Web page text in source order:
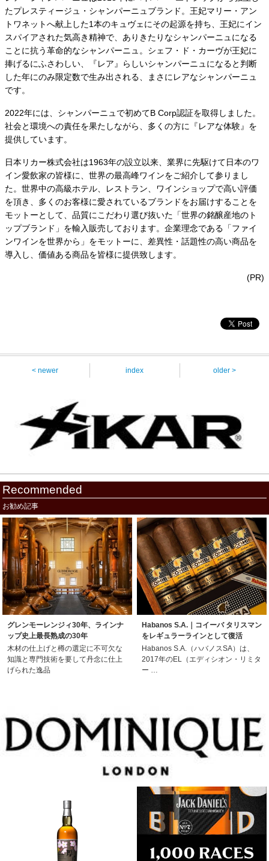
たプレスティージュ・シャンパーニュブランド。王妃マリー・アン
トワネットへ献上した1本のキュヴェにその起源を持ち、王妃にイン
スパイアされた気高き精神で、ありきたりなシャンパーニュになる
ことに抗う革命的なシャンパーニュ。シェフ・ド・カーヴが王妃に
捧げるにふさわしい、『レア』らしいシャンパーニュになると判断
した年にのみ限定数で生み出される、まさにレアなシャンパーニュ
です。
2022年には、シャンパーニュで初めてB Corp認証を取得しました。
社会と環境への責任を果たしながら、多くの方に『レアな体験』を
提供しています。
日本リカー株式会社は1963年の設立以来、業界に先駆けて日本のワ
イン愛飲家の皆様に、世界の最高峰ワインをご紹介して参りまし
た。世界中の高級ホテル、レストラン、ワインショップで高い評価
を頂き、多くのお客様に愛されているブランドをお届けすることを
モットーとして、品質にこだわり選び抜いた「世界の銘醸産地のト
ップブランド」を輸入販売しております。企業理念である「ファイ
ンワインを世界から」をモットーに、差異性・話題性の高い商品を
導入し、価値ある商品を皆様に提供致します。
(PR)
< newer index older >
Recommended
お勧め記事
グレンモーレンジィ30年、ラインナ
ップ史上最長熟成の30年
木材の仕上げと樽の選定に不可欠な
知識と専門技術を要して丹念に仕上
げられた逸品
Habanos S.A.｜コイーバ タリスマン
をレギュラーラインとして復活
Habanos S.A.（ハバノスSA）は、
2017年のEL（エディシオン・リミタ
ー …